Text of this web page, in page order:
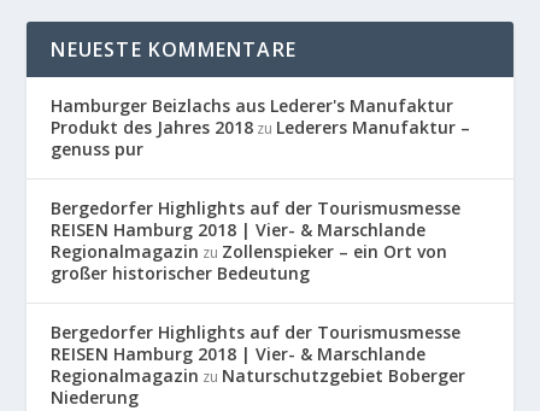
NEUESTE KOMMENTARE
Hamburger Beizlachs aus Lederer's Manufaktur
Produkt des Jahres 2018 zu Lederers Manufaktur –
genuss pur
Bergedorfer Highlights auf der Tourismusmesse
REISEN Hamburg 2018 | Vier- & Marschlande
Regionalmagazin zu Zollenspieker – ein Ort von
großer historischer Bedeutung
Bergedorfer Highlights auf der Tourismusmesse
REISEN Hamburg 2018 | Vier- & Marschlande
Regionalmagazin zu Naturschutzgebiet Boberger
Niederung